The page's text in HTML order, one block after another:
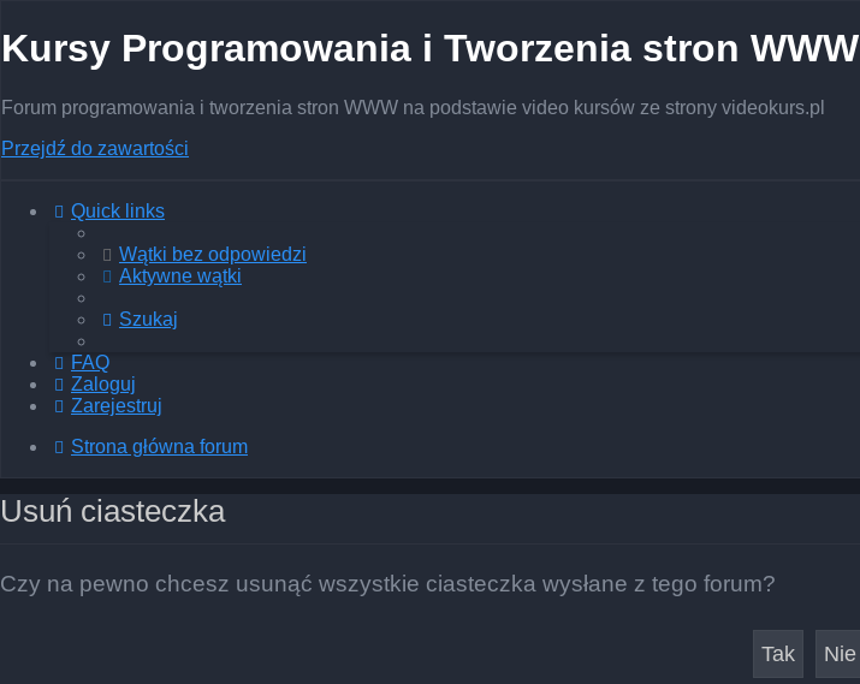
Kursy Programowania i Tworzenia stron WWW
Forum programowania i tworzenia stron WWW na podstawie video kursów ze strony videokurs.pl
Przejdź do zawartości
Quick links
Wątki bez odpowiedzi
Aktywne wątki
Szukaj
FAQ
Zaloguj
Zarejestruj
Strona główna forum
Usuń ciasteczka
Czy na pewno chcesz usunąć wszystkie ciasteczka wysłane z tego forum?